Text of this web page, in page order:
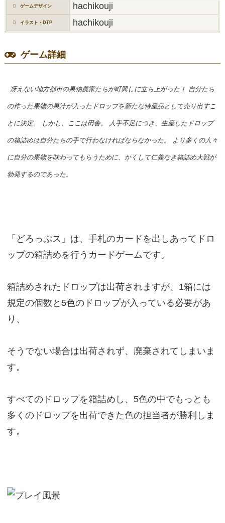
ゲームデザイン hachikouji
イラスト・DTP hachikouji
ゲーム詳細
冴えない地方都市の果物農家たちが町興しに立ち上がった！ 自分たち
の作った果物の果汁が入ったドロップを新たな特産品として売り出すこ
とに決定。 しかし、ここは田舎。 人手不足につき、生産したドロップ
の箱詰めは自分たちの手で行わなければならなかった。 より多くの人々
に自分の果物を味わってもらうために、かくして仁義なき箱詰め大戦が
勃発するのであった。
「どろっぷス」は、手札のカードを出しあってドロ
ップの箱詰めを行うカードゲームです。
箱詰めされたドロップは出荷されますが、1箱には
規定の個数と5色のドロップが入っている必要があ
り、
そうでない場合は出荷されず、廃棄されてしまいま
す。
すべてのドロップを箱詰めし、5色の中でもっとも
多くのドロップを出荷できた色の担当者が勝利しま
す。